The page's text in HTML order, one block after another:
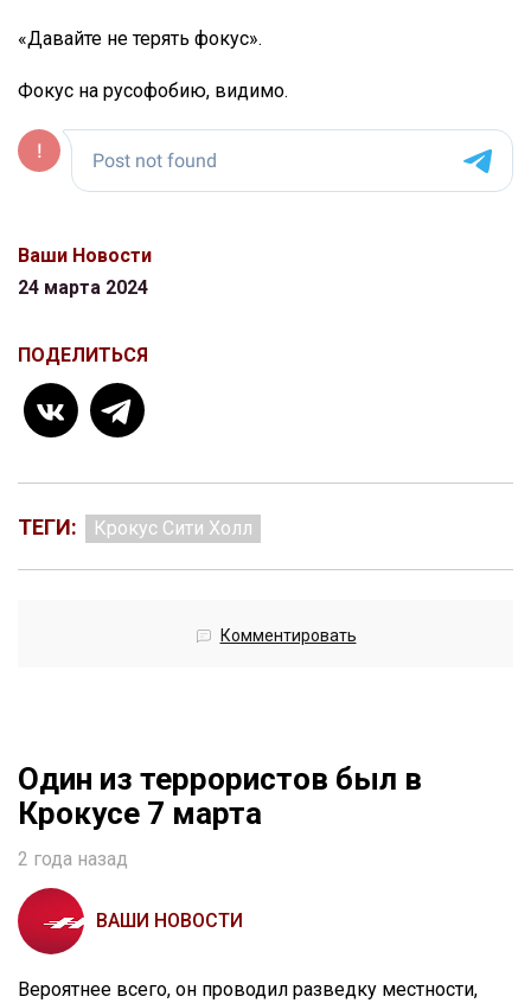
«Давайте не терять фокус».
Фокус на русофобию, видимо.
Ваши Новости
24 марта 2024
ПОДЕЛИТЬСЯ
ТЕГИ: Крокус Сити Холл
Комментировать
Один из террористов был в
Крокусе 7 марта
2 года назад
ВАШИ НОВОСТИ
Вероятнее всего, он проводил разведку местности,